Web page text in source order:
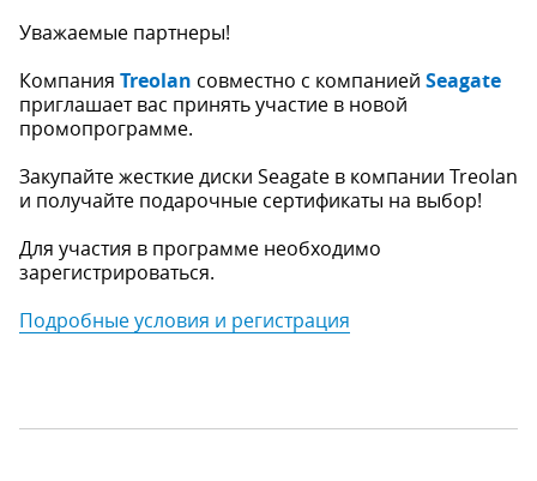
Уважаемые партнеры!
Компания Treolan совместно с компанией Seagate
приглашает вас принять участие в новой
промопрограмме.
Закупайте жесткие диски Seagate в компании Treolan
и получайте подарочные сертификаты на выбор!
Для участия в программе необходимо
зарегистрироваться.
Подробные условия и регистрация